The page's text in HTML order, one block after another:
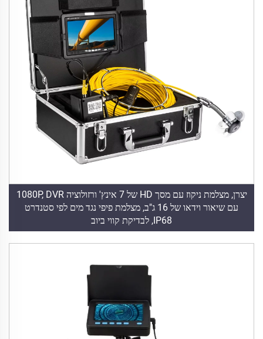
יצרן, מצלמת ניקוז עם מסך HD של 7 אינץ' ורזולוציה 1080P, DVR
עם שיאור וידאו של 16 ג"ב, מצלמת פיפי נגד מים לפי סטנדרט
IP68, לבדיקת קווי ביוב